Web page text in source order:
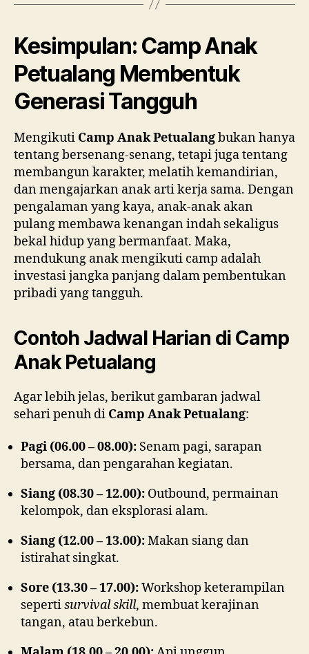
Kesimpulan: Camp Anak
Petualang Membentuk
Generasi Tangguh
Mengikuti Camp Anak Petualangbukan hanya
tentang bersenang-senang, tetapi juga tentang
membangun karakter, melatih kemandirian,
dan mengajarkan anak arti kerja sama. Dengan
pengalaman yang kaya, anak-anak akan
pulang membawa kenangan indah sekaligus
bekal hidup yang bermanfaat. Maka,
mendukung anak mengikuti camp adalah
investasi jangka panjang dalam pembentukan
pribadi yang tangguh.
Contoh Jadwal Harian di Camp
Anak Petualang
Agar lebih jelas, berikut gambaran jadwal
sehari penuh di Camp Anak Petualang:
Pagi (06.00 – 08.00): Senam pagi, sarapan
bersama, dan pengarahan kegiatan.
Siang (08.30 – 12.00): Outbound, permainan
kelompok, dan eksplorasi alam.
Siang (12.00 – 13.00):Makan siang dan
istirahat singkat.
Sore (13.30 – 17.00):Workshop keterampilan
sepertisurvival skill, membuat kerajinan
tangan, atau berkebun.